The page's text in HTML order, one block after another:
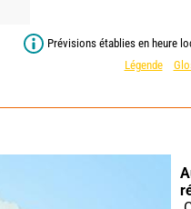
Prévisions établies en heure
Légende